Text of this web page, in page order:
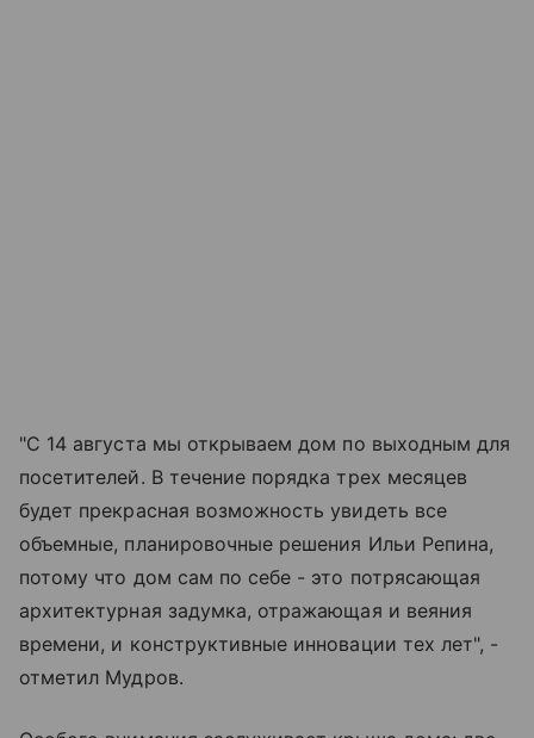
"С 14 августа мы открываем дом по выходным для
посетителей. В течение порядка трех месяцев
будет прекрасная возможность увидеть все
объемные, планировочные решения Ильи Репина,
потому что дом сам по себе - это потрясающая
архитектурная задумка, отражающая и веяния
времени, и конструктивные инновации тех лет", -
отметил Мудров.